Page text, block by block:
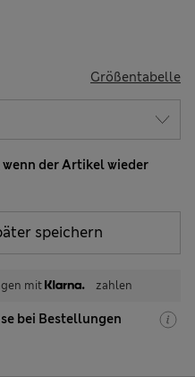
Größentabelle
der Artikel wieder
speichern
mit zahlen
bei Bestellungen